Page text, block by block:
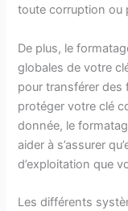
toute corruption ou
De plus, le
globales de votre
pour transférer des
protéger votre clé
donnée, le
aider à s’assurer
d’exploitation que
Les différents